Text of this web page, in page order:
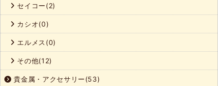
セイコー(2)
カシオ(0)
エルメス(0)
その他(12)
貴金属・アクセサリー(53)